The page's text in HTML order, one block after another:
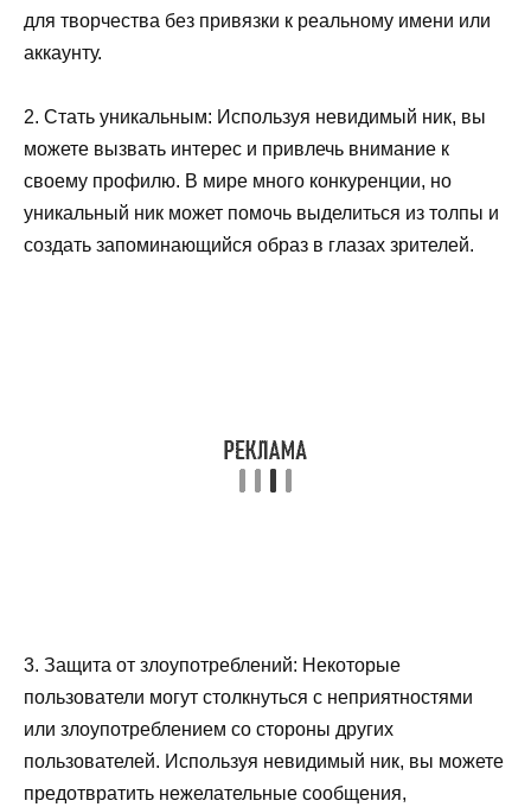
для творчества без привязки к реальному имени или
аккаунту.
2. Стать уникальным: Используя невидимый ник, вы
можете вызвать интерес и привлечь внимание к
своему профилю. В мире много конкуренции, но
уникальный ник может помочь выделиться из толпы и
создать запоминающийся образ в глазах зрителей.
3. Защита от злоупотреблений: Некоторые
пользователи могут столкнуться с неприятностями
или злоупотреблением со стороны других
пользователей. Используя невидимый ник, вы можете
предотвратить нежелательные сообщения,